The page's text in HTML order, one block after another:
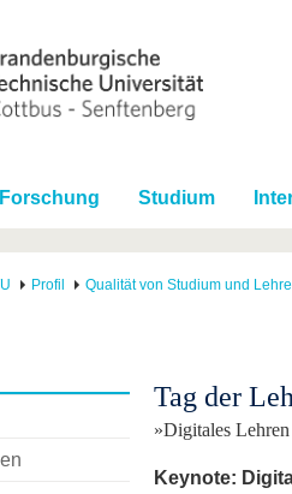
Forschung Studium
Profil Qualität von Studium und Lehre
Tag der
»Digitales
Keynote: